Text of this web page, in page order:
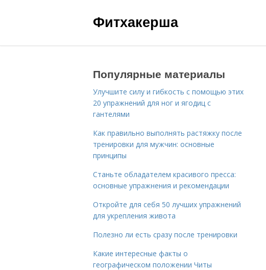
Фитхакерша
Популярные материалы
Улучшите силу и гибкость с помощью этих
20 упражнений для ног и ягодиц с
гантелями
Как правильно выполнять растяжку после
тренировки для мужчин: основные
принципы
Станьте обладателем красивого пресса:
основные упражнения и рекомендации
Откройте для себя 50 лучших упражнений
для укрепления живота
Полезно ли есть сразу после тренировки
Какие интересные факты о
географическом положении Читы